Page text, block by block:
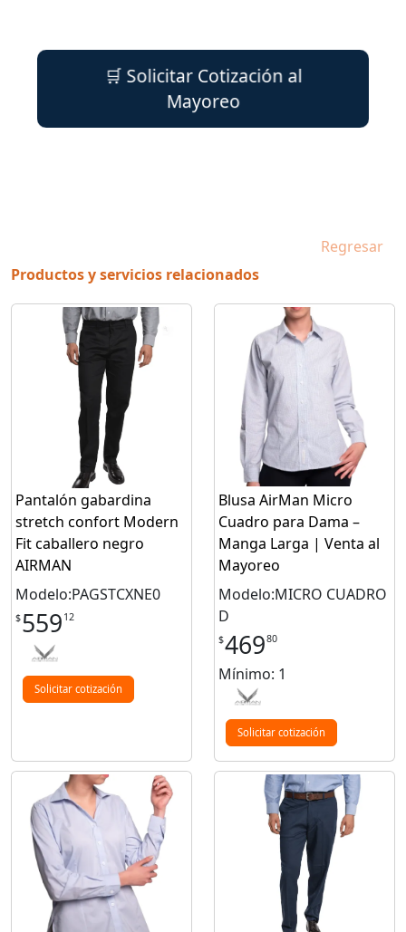
🛒 Solicitar Cotización al
Mayoreo
Regresar
Productos y servicios relacionados
Pantalón gabardina
stretch confort Modern
Fit caballero negro
AIRMAN
Modelo:PAGSTCXNE0
$559 12
Solicitar cotización
Blusa AirMan Micro
Cuadro para Dama –
Manga Larga | Venta al
Mayoreo
Modelo:MICRO CUADRO
D
$46980
Mínimo: 1
Solicitar cotización